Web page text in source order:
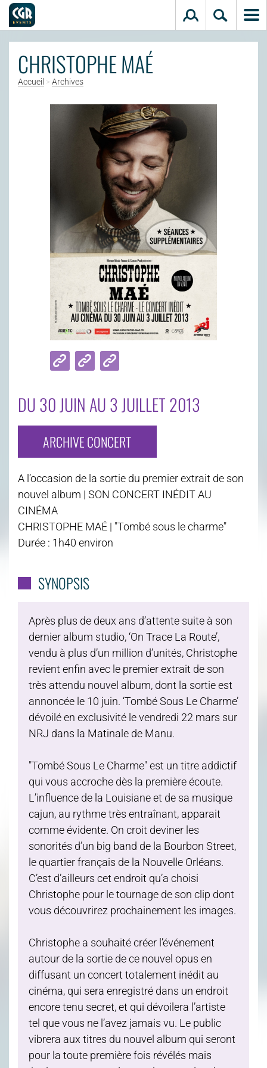
CHRISTOPHE MAÉ
Accueil >Archives
DU 30 JUIN AU 3 JUILLET 2013
ARCHIVE CONCERT
A l’occasion de la sortie du premier extrait de son
nouvel album | SON CONCERT INÉDIT AU
CINÉMA
CHRISTOPHE MAÉ | "Tombé sous le charme"
Durée : 1h40 environ
SYNOPSIS
Après plus de deux ans d’attente suite à son
dernier album studio, ‘On Trace La Route’,
vendu à plus d’un million d’unités, Christophe
revient enfin avec le premier extrait de son
très attendu nouvel album, dont la sortie est
annoncée le 10 juin. ‘Tombé Sous Le Charme’
dévoilé en exclusivité le vendredi 22 mars sur
NRJ dans la Matinale de Manu.
"Tombé Sous Le Charme" est un titre addictif
qui vous accroche dès la première écoute.
L’influence de la Louisiane et de sa musique
cajun, au rythme très entraînant, apparait
comme évidente. On croit deviner les
sonorités d’un big band de la Bourbon Street,
le quartier français de la Nouvelle Orléans.
C’est d’ailleurs cet endroit qu’a choisi
Christophe pour le tournage de son clip dont
vous découvrirez prochainement les images.
Christophe a souhaité créer l’événement
autour de la sortie de ce nouvel opus en
diffusant un concert totalement inédit au
cinéma, qui sera enregistré dans un endroit
encore tenu secret, et qui dévoilera l’artiste
tel que vous ne l’avez jamais vu. Le public
vibrera aux titres du nouvel album qui seront
pour la toute première fois révélés mais